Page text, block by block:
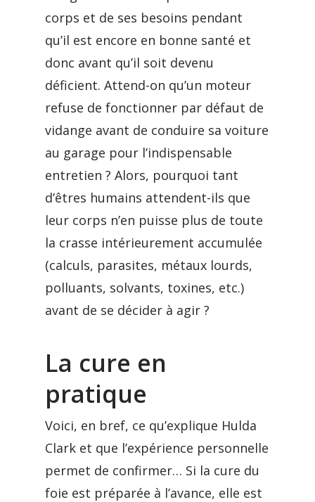
corps et de ses besoins pendant
qu’il est encore en bonne santé et
donc avant qu’il soit devenu
déficient. Attend-on qu’un moteur
refuse de fonctionner par défaut de
vidange avant de conduire sa voiture
au garage pour l’indispensable
entretien ? Alors, pourquoi tant
d’êtres humains attendent-ils que
leur corps n’en puisse plus de toute
la crasse intérieurement accumulée
(calculs, parasites, métaux lourds,
polluants, solvants, toxines, etc.)
avant de se décider à agir ?
La cure en
pratique
Voici, en bref, ce qu’explique Hulda
Clark et que l’expérience personnelle
permet de confirmer… Si la cure du
foie est préparée à l’avance, elle est